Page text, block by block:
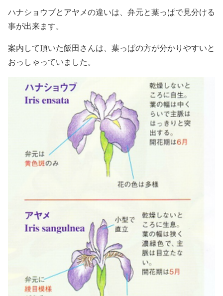
ハナショウブとアヤメの違いは、弁元と葉っぱで見分ける
事が出来ます。
案内して頂いた飯田さんは、葉っぱの方が分かりやすいと
おっしゃっていました。